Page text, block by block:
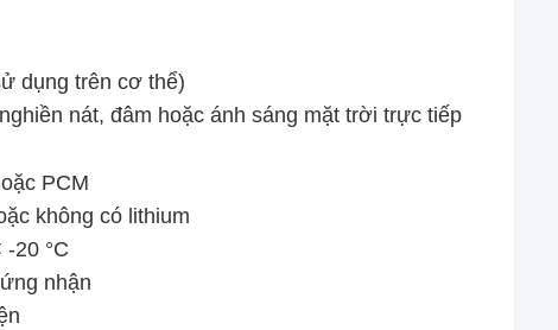
dụng trên cơ thể)
nát, đâm hoặc ánh sáng mặt trời trực tiếp
PCM
không có lithium
20 °C
nhận